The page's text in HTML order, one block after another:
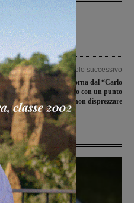
Articolo successivo
Il Montevarchi torna dal “Carlo
Zecchini” di Grosseto con un punto
da non disprezzare